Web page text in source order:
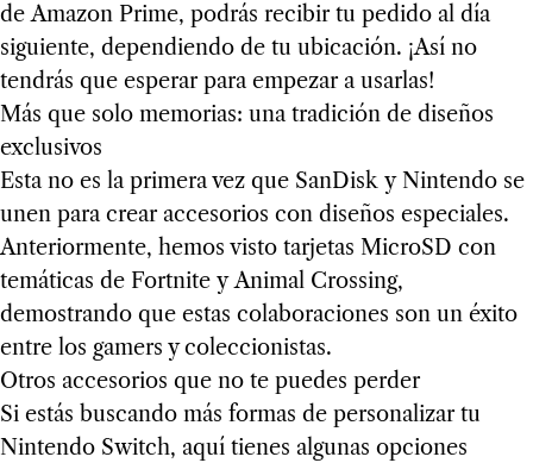
de Amazon Prime, podrás recibir tu pedido al día
siguiente, dependiendo de tu ubicación. ¡Así no
tendrás que esperar para empezar a usarlas!
Más que solo memorias: una tradición de diseños
exclusivos
Esta no es la primera vez que SanDisk y Nintendo se
unen para crear accesorios con diseños especiales.
Anteriormente, hemos visto tarjetas MicroSD con
temáticas de Fortnite y Animal Crossing,
demostrando que estas colaboraciones son un éxito
entre los gamers y coleccionistas.
Otros accesorios que no te puedes perder
Si estás buscando más formas de personalizar tu
Nintendo Switch, aquí tienes algunas opciones